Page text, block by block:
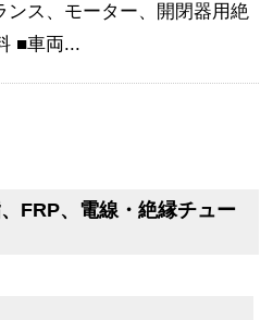
ス、モーター、開閉器用絶
■車両...
FRP、電線・絶縁チュー